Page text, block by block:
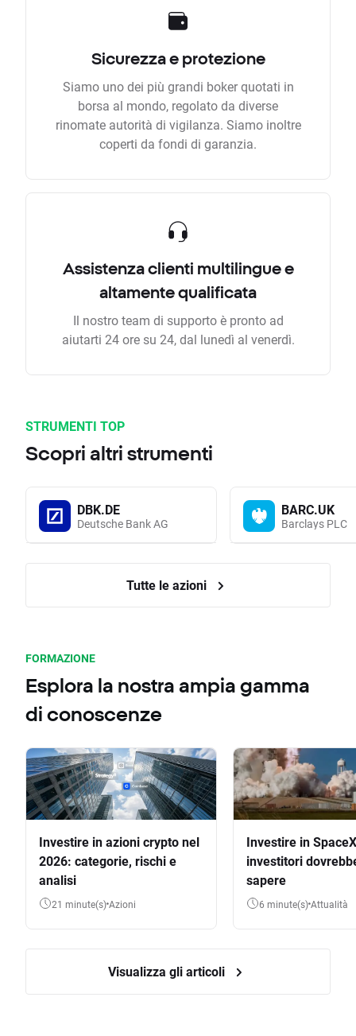
Sicurezza e protezione
Siamo uno dei più grandi boker quotati in
borsa al mondo, regolato da diverse
rinomate autorità di vigilanza. Siamo inoltre
coperti da fondi di garanzia.
Assistenza clienti multilingue e
altamente qualificata
Il nostro team di supporto è pronto ad
aiutarti 24 ore su 24, dal lunedì al venerdì.
STRUMENTI TOP
Scopri altri strumenti
DBK.DE
Deutsche Bank AG
BARC.UK
Barclays PLC
Tutte le azioni
FORMAZIONE
Esplora la nostra ampia gamma
di conoscenze
Investire in azioni crypto nel
2026: categorie, rischi e
analisi
21 minute(s) Azioni
Investire in
investitori
sapere
6 minute(s) Attualità
Visualizza gli articoli